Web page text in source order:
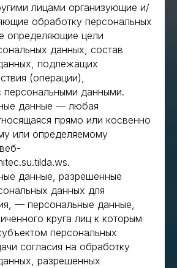
лицами организующие и/
обработку персональных
определяющие цели
данных, состав
подлежащих
(операции),
данными.
данные — любая
прямо или косвенно
или определяемому
данные, разрешенные
данных для
— персональные данные,
круга лиц к которым
персональных
согласия на обработку
разрешенных